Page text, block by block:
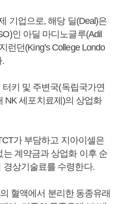
기업으로, 해당 딜(Deal)은
인 아딜 마디노글루(Adil
런던(King’s College Londo
키 및 주변국(독립국가연
NK 세포치료제)의 상업화
가 부담하고 지아이셀은
계약금과 상업화 이후 순
경상기술료를 수령한다.
혈액에서 분리한 동종유래